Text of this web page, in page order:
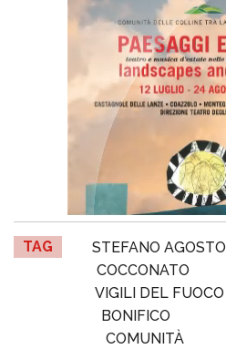
TAG STEFANO AGOSTO
COCCONATO
VIGILI DEL FUOCO
BONIFICO
COMUNITÀ